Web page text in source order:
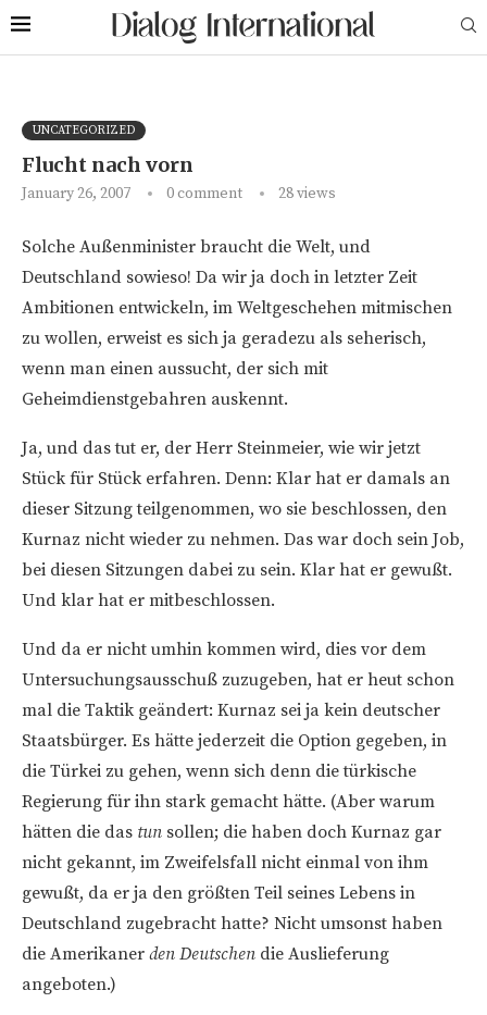
UNCATEGORIZED
Flucht nach vorn
January 26, 2007 0 comment 28views
Solche Außenminister braucht die Welt, und
Deutschland sowieso! Da wir ja doch in letzter Zeit
Ambitionen entwickeln, im Weltgeschehen mitmischen
zu wollen, erweist es sich ja geradezu als seherisch,
wenn man einen aussucht, der sich mit
Geheimdienstgebahren auskennt.
Ja, und das tut er, der Herr Steinmeier, wie wir jetzt
Stück für Stück erfahren. Denn: Klar hat er damals an
dieser Sitzung teilgenommen, wo sie beschlossen, den
Kurnaz nicht wieder zu nehmen. Das war doch sein Job,
bei diesen Sitzungen dabei zu sein. Klar hat er gewußt.
Und klar hat er mitbeschlossen.
Und da er nicht umhin kommen wird, dies vor dem
Untersuchungsausschuß zuzugeben, hat er heut schon
mal die Taktik geändert: Kurnaz sei ja kein deutscher
Staatsbürger. Es hätte jederzeit die Option gegeben, in
die Türkei zu gehen, wenn sich denn die türkische
Regierung für ihn stark gemacht hätte. (Aber warum
hätten die das tun sollen; die haben doch Kurnaz gar
nicht gekannt, im Zweifelsfall nicht einmal von ihm
gewußt, da er ja den größten Teil seines Lebens in
Deutschland zugebracht hatte? Nicht umsonst haben
die Amerikaner den Deutschen die Auslieferung
angeboten.)